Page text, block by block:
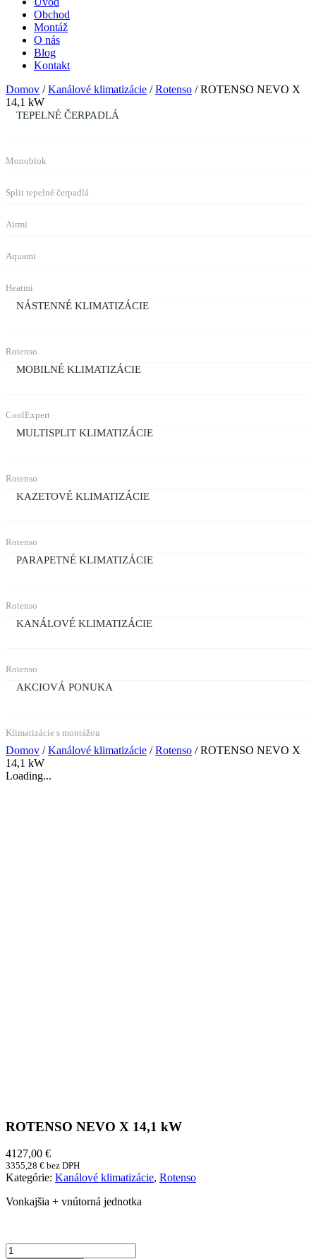
Obchod
Montáž
O nás
Blog
Kontakt
Domov /Kanálové klimatizácie /Rotenso / ROTENSO NEVO X
14,1 kW
TEPELNÉ ČERPADLÁ
Monoblok
Split tepelné čerpadlá
Airmi
Aquami
Heatmi
NÁSTENNÉ KLIMATIZÁCIE
Rotenso
MOBILNÉ KLIMATIZÁCIE
CoolExpert
MULTISPLIT KLIMATIZÁCIE
Rotenso
KAZETOVÉ KLIMATIZÁCIE
Rotenso
PARAPETNÉ KLIMATIZÁCIE
Rotenso
KANÁLOVÉ KLIMATIZÁCIE
Rotenso
AKCIOVÁ PONUKA
Klimatizácie s montážou
Domov /Kanálové klimatizácie /Rotenso / ROTENSO NEVO X
14,1 kW
Loading...
ROTENSO NEVO X 14,1 kW
4127,00 €
3355,28 € bez DPH
Kategórie: Kanálové klimatizácie, Rotenso
Vonkajšia + vnútorná jednotka
množstvo